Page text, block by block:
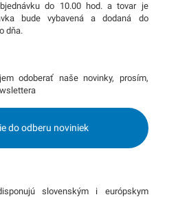
do 10.00 hod. a tovar je
bude vybavená a dodaná do
dňa.
odoberať naše novinky, prosím,
do odberu noviniek
slovenským i európskym